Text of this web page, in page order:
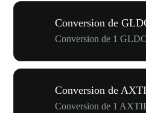
Conversion de
Conversion de 1
Conversion de
Conversion de 1